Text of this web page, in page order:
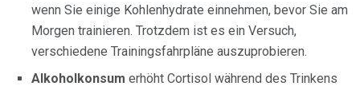
wenn Sie einige Kohlenhydrate einnehmen, bevor Sie am
Morgen trainieren. Trotzdem ist es ein Versuch,
verschiedene Trainingsfahrpläne auszuprobieren.
Alkoholkonsum erhöht Cortisol während des Trinkens